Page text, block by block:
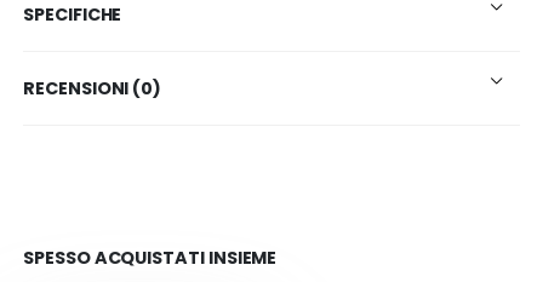
SPECIFICHE
RECENSIONI (0)
SPESSO ACQUISTATI INSIEME